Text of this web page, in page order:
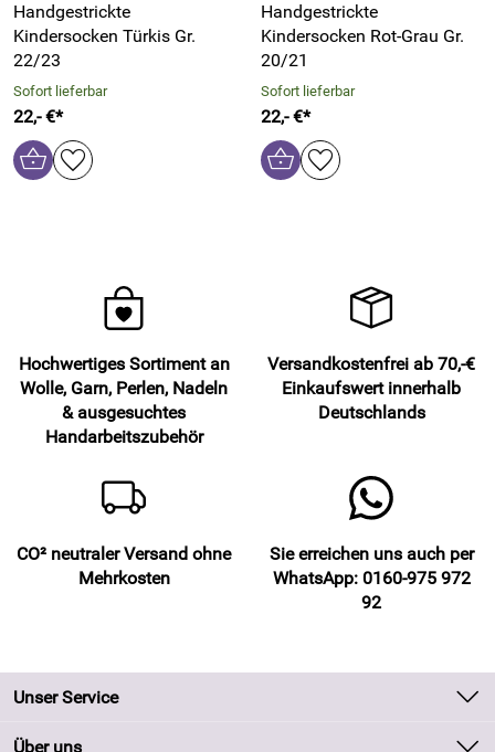
Handgestrickte
Kindersocken Türkis Gr.
22/23
Sofort lieferbar
22,- €*
Handgestrickte
Kindersocken Rot-Grau Gr.
20/21
Sofort lieferbar
22,- €*
Hochwertiges Sortiment an
Wolle, Garn, Perlen, Nadeln
& ausgesuchtes
Handarbeitszubehör
Versandkostenfrei ab 70,-€
Einkaufswert innerhalb
Deutschlands
CO² neutraler Versand ohne
Mehrkosten
Sie erreichen uns auch per
WhatsApp: 0160-975 972
92
Unser Service
Kontakt
Über uns